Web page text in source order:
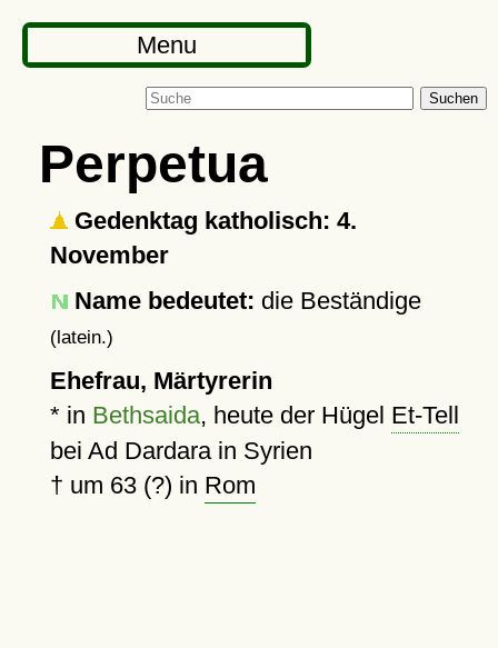
Menu
Suchen
Perpetua
Gedenktag katholisch: 4.
November
Name bedeutet: die Beständige
(latein.)
Ehefrau, Märtyrerin
* in Bethsaida, heute der Hügel Et-Tell
bei Ad Dardara in Syrien
† um 63 (?) in Rom